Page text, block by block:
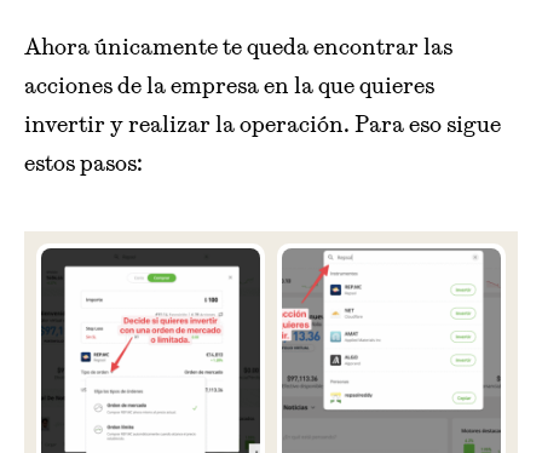
Ahora únicamente te queda encontrar las
acciones de la empresa en la que quieres
invertir y realizar la operación. Para eso sigue
estos pasos: